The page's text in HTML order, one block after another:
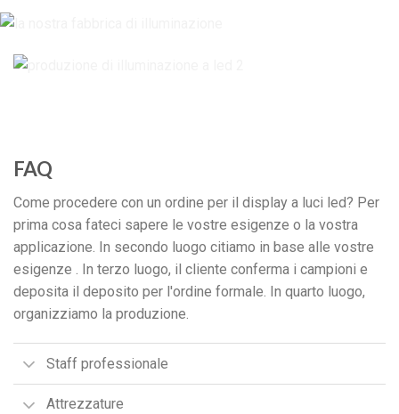
FAQ
Come procedere con un ordine per il display a luci led? Per
prima cosa fateci sapere le vostre esigenze o la vostra
applicazione. In secondo luogo citiamo in base alle vostre
esigenze . In terzo luogo, il cliente conferma i campioni e
deposita il deposito per l'ordine formale. In quarto luogo,
organizziamo la produzione.
Staff professionale
Attrezzature